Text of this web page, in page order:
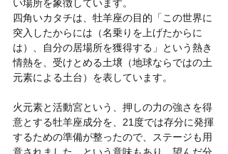
い場所を象徴しています。
四角いカタチは、牡羊座の目的「この世界に
突入したからには（名乗りを上げたからに
は）、自分の居場所を獲得する」という熱き
情熱を、受けとめる土壌（地球ならではの土
元素による土台）を表しています。
火元素と活動宮という、押しの力の強さを得
意とする牡羊座成分を、21度では存分に発揮
するための準備が整ったので、ステージも用